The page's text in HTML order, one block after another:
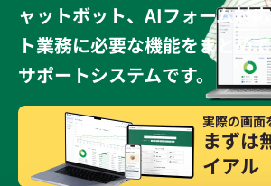
ャットボット、AIフォーム対
ト業務に必要な機能をまとめ
サポートシステムです。
実際の画面
まずは
イアル